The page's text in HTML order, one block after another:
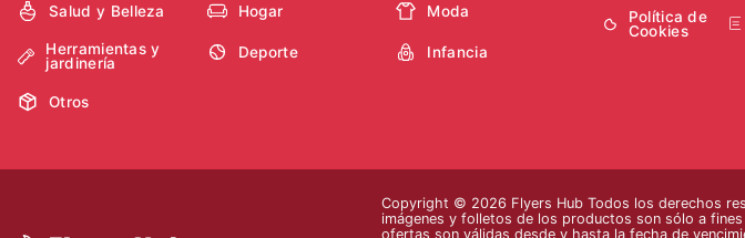
Salud y Belleza Hogar Moda
Herramientas y
jardinería
Deporte Infancia
Otros
Política de
Cookies
Copyright © 2026 Flyers Hub Todos los derechos
imágenes y folletos de los productos son sólo a
ofertas son válidas desde y hasta la fecha de